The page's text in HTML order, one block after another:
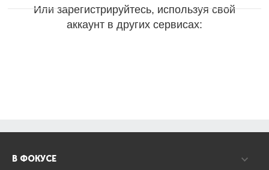
Или зарегистрируйтесь, используя свой
аккаунт в других сервисах:
В ФОКУСЕ